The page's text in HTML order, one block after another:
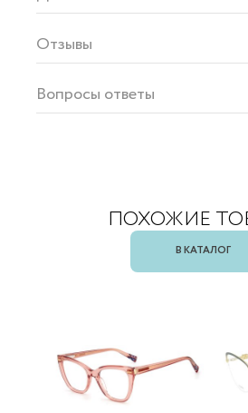
Отзывы
Вопросы ответы
ПОХОЖИЕ
В КАТАЛОГ